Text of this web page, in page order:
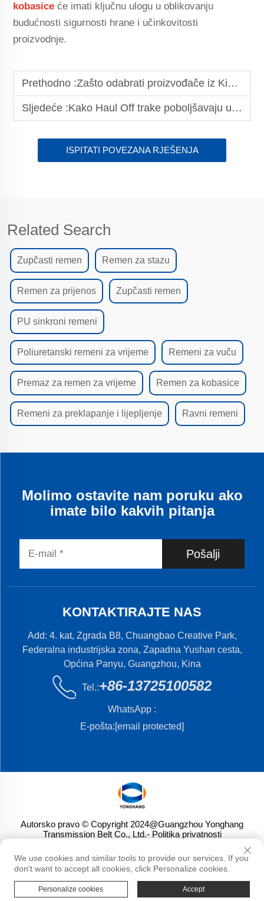
kobasice će imati ključnu ulogu u oblikovanju
budućnosti sigurnosti hrane i učinkovitosti
proizvodnje.
Prethodno :Zašto odabrati proizvođače iz Kine za ekonomične PU klinaste trake
Sljedeće :Kako Haul Off trake poboljšavaju učinkovitost u proizvodnji
ISPITATI POVEZANA RJEŠENJA
Related Search
Zupčasti remen Remen za stazu
Remen za prijenos Zupčasti remen
PU sinkroni remeni
Poliuretanski remeni za vrijeme Remeni za vuču
Premaz za remen za vrijeme Remen za kobasice
Remeni za preklapanje i lijepljenje Ravni remeni
Molimo ostavite nam poruku ako
imate bilo kakvih pitanja
Pošalji
KONTAKTIRAJTE NAS
Add: 4. kat, Zgrada B8, Chuangbao Creative Park,
Federalna industrijska zona, Zapadna Yushan cesta,
Općina Panyu, Guangzhou, Kina
Tel.:+86-13725100582
WhatsApp :
E-pošta:[email protected]
Autorsko pravo © Copyright 2024@Guangzhou Yonghang
Transmission Belt Co., Ltd.- Politika privatnosti
We use cookies and similar tools to provide our services. If you
don't want to accept all cookies, click Personalize cookies.
Personalize cookies Accept